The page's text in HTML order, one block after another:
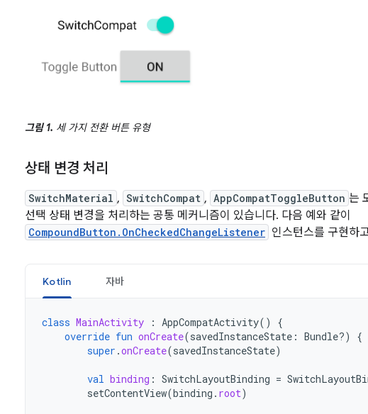
그림 1. 세 가지 전환 버튼 유형
상태 변경 처리
SwitchMaterial , SwitchCompat , AppCompatToggleButton 는
선택 상태 변경을 처리하는 공통 메커니즘이 있습니다. 다음 예와 같이
CompoundButton.OnCheckedChangeListener 인스턴스를 구현하
Kotlin 자바
class MainActivity : AppCompatActivity()
{
override fun onCreate(savedInstanceState : Bundle?)
{
super .onCreate(savedInstanceState)
val binding : SwitchLayoutBinding =
setContentView(binding . root)